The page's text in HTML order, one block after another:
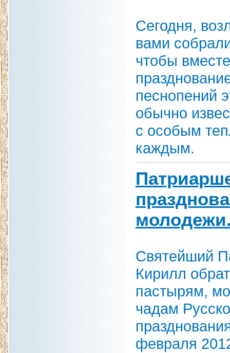
Сегодня,
вами
чтобы
песнопений
обычно
с особым
каждым.
Святейший
Кирилл
пастырям,
чадам
февраля